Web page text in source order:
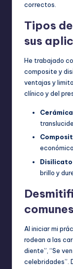
correctos.
Tipos
sus
He trabajado
composite y
ventajas y
clínico y del
brillo y
comunes
Al iniciar mi
rodean a las
diente”, “Se
celebridades”.